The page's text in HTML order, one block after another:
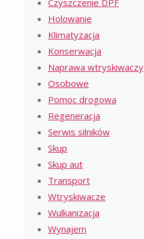
Czyszczenie DPF
Holowanie
Klimatyzacja
Konserwacja
Naprawa wtryskiwaczy
Osobowe
Pomoc drogowa
Regeneracja
Serwis silników
Skup
Skup aut
Transport
Wtryskiwacze
Wulkanizacja
Wynajem